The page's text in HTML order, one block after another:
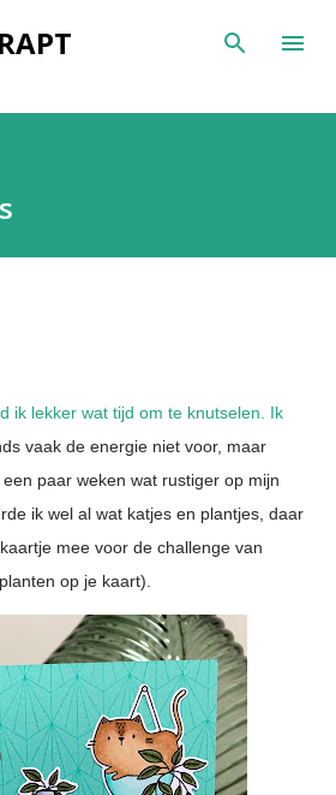
naar hoofdcontent
ik lekker wat tijd om te knutselen. Ik
vaak de energie niet voor, maar
paar weken wat rustiger op mijn
ik wel al wat katjes en plantjes, daar
mee voor de challenge van
op je kaart).